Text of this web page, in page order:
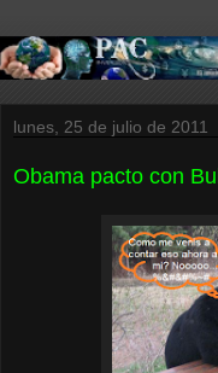
lunes, 25 de julio de 2011
Obama pacto con